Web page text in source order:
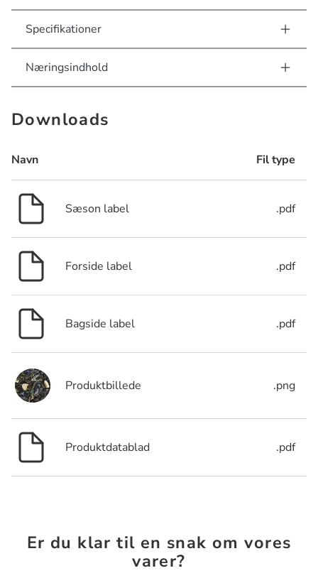
Specifikationer
Næringsindhold
Downloads
Navn Fil type
Sæson label .pdf
Forside label .pdf
Bagside label .pdf
Produktbillede .png
Produktdatablad .pdf
Er du klar til en snak om vores
varer?